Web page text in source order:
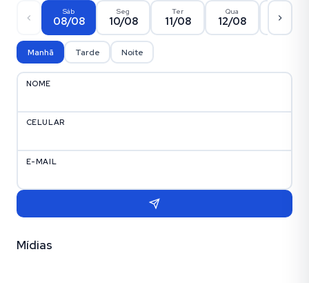
Sáb
08/08
Seg
10/08
Ter
11/08
Qua
12/08 13/08
Manhã Tarde Noite
NOME
CELULAR
E-MAIL
Mídias